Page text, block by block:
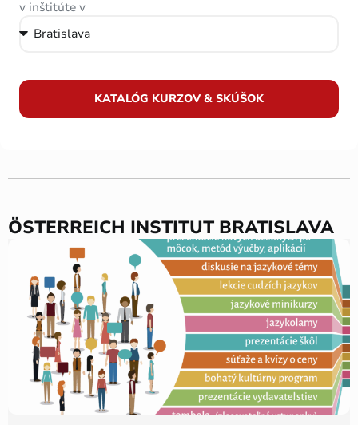
v inštitúte v
KATALÓG KURZOV & SKÚŠOK
ÖSTERREICH INSTITUT BRATISLAVA